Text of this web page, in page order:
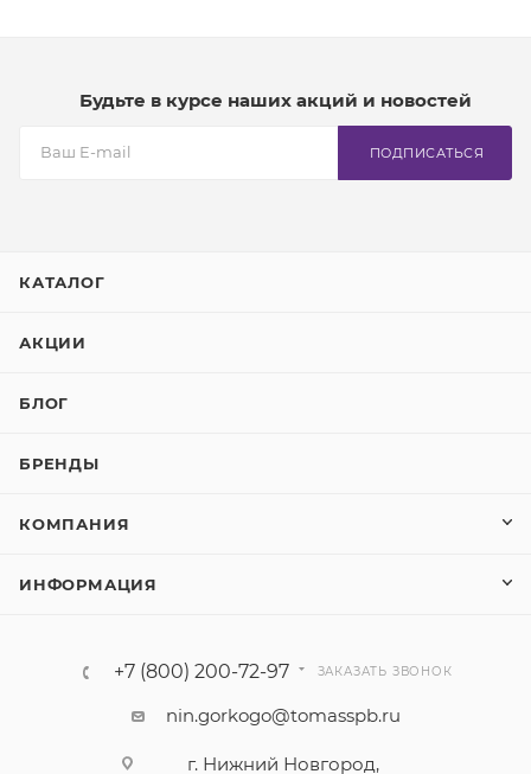
Будьте в курсе наших акций и новостей
ПОДПИСАТЬСЯ
КАТАЛОГ
АКЦИИ
БЛОГ
БРЕНДЫ
КОМПАНИЯ
ИНФОРМАЦИЯ
+7 (800) 200-72-97 ЗАКАЗАТЬ ЗВОНОК
nin.gorkogo@tomasspb.ru
г. Нижний Новгород,